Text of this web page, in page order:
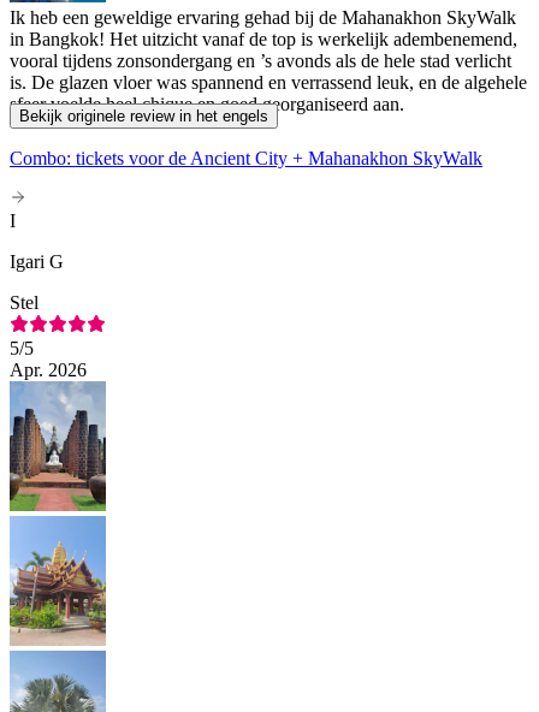
Ik heb een geweldige ervaring gehad bij de Mahanakhon SkyWalk
in Bangkok! Het uitzicht vanaf de top is werkelijk adembenemend,
vooral tijdens zonsondergang en ’s avonds als de hele stad verlicht
is. De glazen vloer was spannend en verrassend leuk, en de algehele
sfeer voelde heel chique en goed georganiseerd aan.
Bekijk originele review in het engels
Combo: tickets voor de Ancient City + Mahanakhon SkyWalk
I
Igari G
Stel
5/5
Apr. 2026